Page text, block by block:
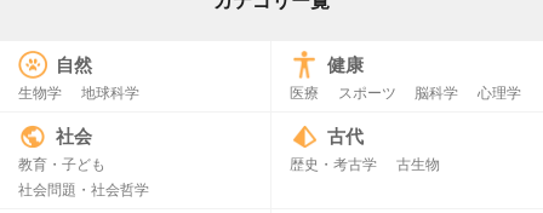
自然
生物学 地球科学
健康
医療 スポーツ 脳科学 心理学
社会
教育・子ども
社会問題・社会哲学
古代
歴史・考古学 古生物